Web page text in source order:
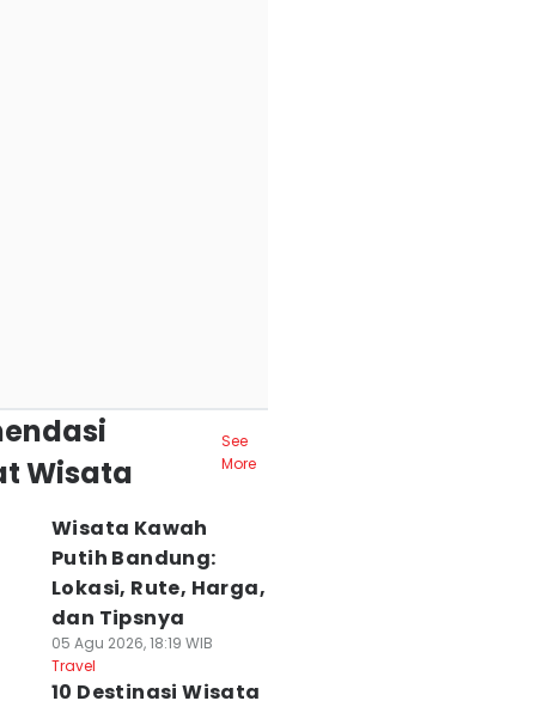
Wisata
See
More
Wisata Kawah
Putih Bandung:
Lokasi, Rute, Harga,
dan Tipsnya
05 Agu 2026, 18:19 WIB
Travel
10 Destinasi Wisata